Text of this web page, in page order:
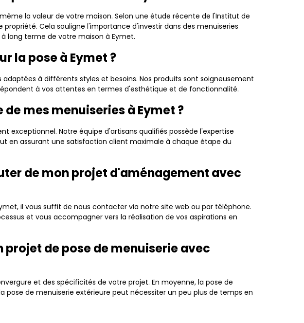
la valeur de votre maison. Selon une étude récente de l'Institut de
Cela souligne l'importance d'investir dans des menuiseries
long terme de votre maison à Eymet.
la pose à Eymet ?
à différents styles et besoins. Nos produits sont soigneusement
à vos attentes en termes d'esthétique et de fonctionnalité.
mes menuiseries à Eymet ?
exceptionnel. Notre équipe d'artisans qualifiés possède l'expertise
en assurant une satisfaction client maximale à chaque étape du
de mon projet d'aménagement avec
il vous suffit de nous contacter via notre site web ou par téléphone.
et vous accompagner vers la réalisation de vos aspirations en
de pose de menuiserie avec
et des spécificités de votre projet. En moyenne, la pose de
pose de menuiserie extérieure peut nécessiter un peu plus de temps en